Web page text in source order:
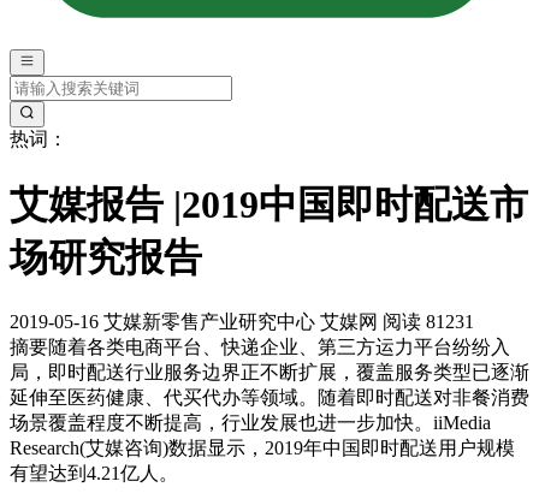
热词：
艾媒报告 |2019中国即时配送市
场研究报告
2019-05-16 艾媒新零售产业研究中心 艾媒网 阅读 81231
摘要随着各类电商平台、快递企业、第三方运力平台纷纷入
局，即时配送行业服务边界正不断扩展，覆盖服务类型已逐渐
延伸至医药健康、代买代办等领域。随着即时配送对非餐消费
场景覆盖程度不断提高，行业发展也进一步加快。iiMedia
Research(艾媒咨询)数据显示，2019年中国即时配送用户规模
有望达到4.21亿人。